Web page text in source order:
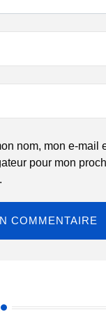
nom, mon e-mail
pour mon